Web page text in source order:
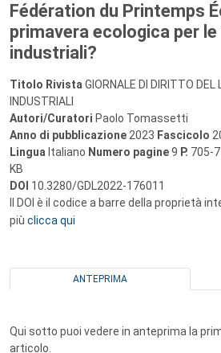
Fédération du Printemps
primavera ecologica per
industriali?
Titolo Rivista GIORNALE DI DIRITTO DEL
INDUSTRIALI
Autori/Curatori Paolo Tomassetti
Anno di pubblicazione 2023 Fascicolo
Lingua Italiano Numero pagine9 P. 705-
KB
DOI 10.3280/GDL2022-176011
Il DOI è il codice a barre della proprietà
più clicca qui
ANTEPRIMA
Qui sotto puoi vedere in anteprima la
articolo.